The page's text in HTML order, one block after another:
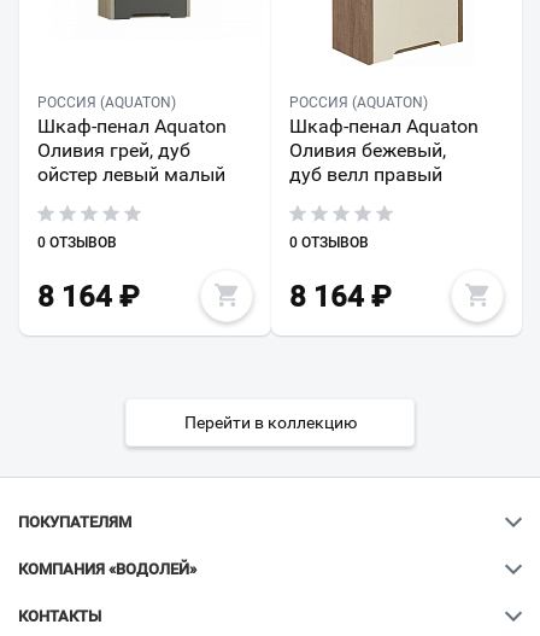
РОССИЯ (AQUATON)
Шкаф-пенал Aquaton
Оливия грей, дуб
ойстер левый малый
0 ОТЗЫВОВ
8 164 ₽
РОССИЯ (AQUATON)
Шкаф-пенал Aquaton
Оливия бежевый,
дуб велл правый
0 ОТЗЫВОВ
8 164₽
Перейти в коллекцию
ПОКУПАТЕЛЯМ
КОМПАНИЯ «ВОДОЛЕЙ»
КОНТАКТЫ